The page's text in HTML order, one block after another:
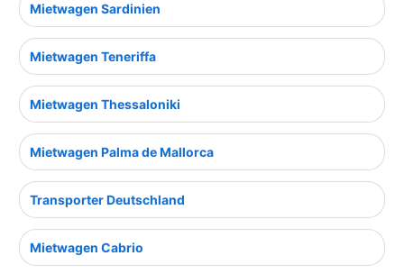
Mietwagen Sardinien
Mietwagen Teneriffa
Mietwagen Thessaloniki
Mietwagen Palma de Mallorca
Transporter Deutschland
Mietwagen Cabrio